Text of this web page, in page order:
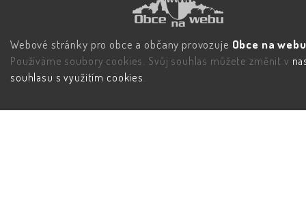
Webové stránky pro obce a občany provozuje Obce na
Používáme soubory cookies. Svůj souhlas můžete změnit v
souhlasu s využitím cookies